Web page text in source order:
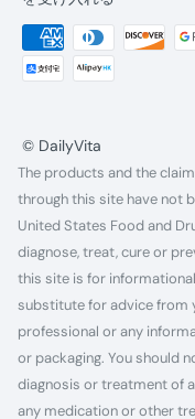
© DailyVita
The products and the
through this site have not
United States Food and
diagnose, treat, cure or
this site is for
substitute for advice from
professional or any
or packaging. You should
diagnosis or treatment of
any medication or other